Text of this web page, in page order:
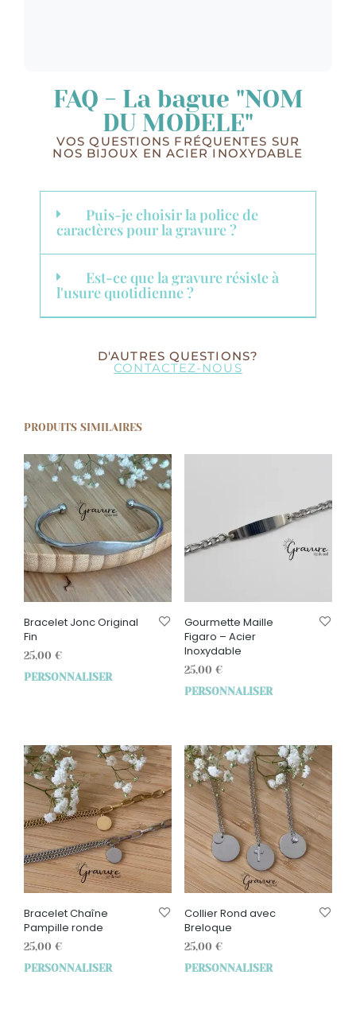
FAQ - La bague "NOM
DU MODELE"
VOS QUESTIONS FRÉQUENTES SUR
NOS BIJOUX EN ACIER INOXYDABLE
Puis-je choisir la police de
caractères pour la gravure ?
Est-ce que la gravure résiste à
l'usure quotidienne ?
D'AUTRES QUESTIONS?
CONTACTEZ-NOUS
PRODUITS SIMILAIRES
Bracelet Jonc Original
Fin
25,00 €
PERSONNALISER
Gourmette Maille
Figaro – Acier
Inoxydable
25,00 €
PERSONNALISER
Bracelet Chaîne
Pampille ronde
25,00 €
PERSONNALISER
Collier Rond avec
Breloque
25,00 €
PERSONNALISER